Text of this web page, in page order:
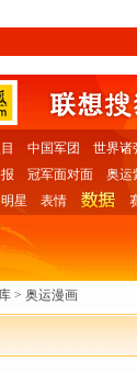
中国军团 世界诸
冠军面对面 奥运
明星 表情
> 奥运漫画